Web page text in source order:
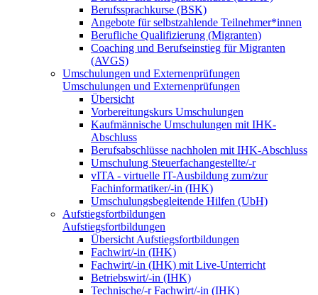
Berufssprachkurse (BSK)
Angebote für selbstzahlende Teilnehmer*innen
Berufliche Qualifizierung (Migranten)
Coaching und Berufseinstieg für Migranten
(AVGS)
Umschulungen und Externenprüfungen
Umschulungen und Externenprüfungen
Übersicht
Vorbereitungskurs Umschulungen
Kaufmännische Umschulungen mit IHK-
Abschluss
Berufsabschlüsse nachholen mit IHK-Abschluss
Umschulung Steuerfachangestellte/-r
vITA - virtuelle IT-Ausbildung zum/zur
Fachinformatiker/-in (IHK)
Umschulungsbegleitende Hilfen (UbH)
Aufstiegsfortbildungen
Aufstiegsfortbildungen
Übersicht Aufstiegsfortbildungen
Fachwirt/-in (IHK)
Fachwirt/-in (IHK) mit Live-Unterricht
Betriebswirt/-in (IHK)
Technische/-r Fachwirt/-in (IHK)